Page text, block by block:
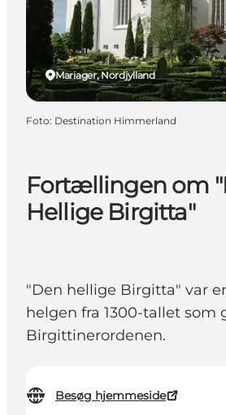
Planlæg ferien
Fortællingen om
Hellige Birgitta"
"Den hellige Birgitta" var
helgen fra 1300-tallet som
Birgittinerordenen.
Besøg hjemmeside
Mariager, Nordjylland
Foto: Destination Himmerland